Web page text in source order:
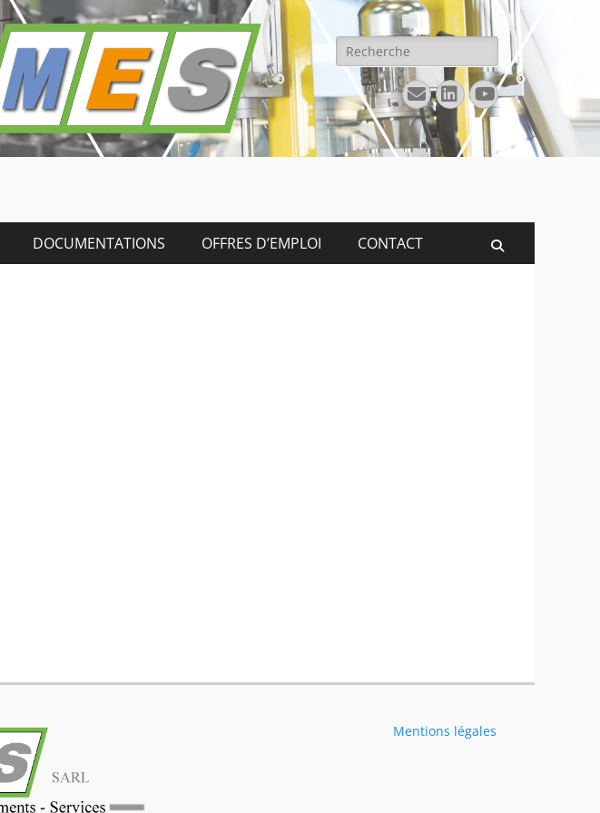
Rechercher :
E-
mail
Linkedin
YouTube
DOCUMENTATIONS OFFRES D’EMPLOI CONTACT
Mentions légales